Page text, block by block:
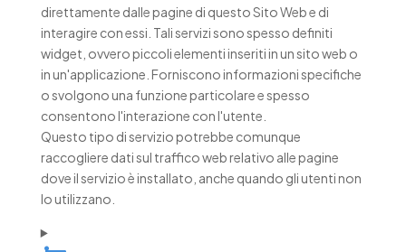
direttamente dalle pagine di questo Sito Web e di
interagire con essi. Tali servizi sono spesso definiti
widget, ovvero piccoli elementi inseriti in un sito web o
in un'applicazione. Forniscono informazioni specifiche
o svolgono una funzione particolare e spesso
consentono l'interazione con l'utente.
Questo tipo di servizio potrebbe comunque
raccogliere dati sul traffico web relativo alle pagine
dove il servizio è installato, anche quando gli utenti non
lo utilizzano.